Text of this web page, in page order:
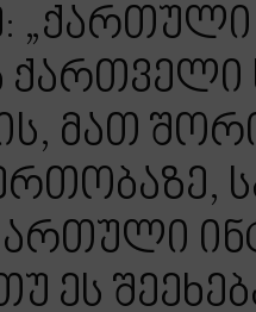
„ქართული
მათ
ეს